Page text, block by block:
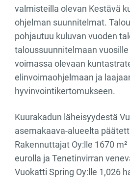
valmisteilla olevan Kestävä
ohjelman suunnitelmat.
pohjautuu kuluvan vuoden
taloussuunnitelmaan
voimassa olevaan
elinvoimaohjelmaan ja
hyvinvointikertomukseen.
Kuurakadun läheisyydestä
asemakaava-alueelta
Rakennuttajat Oy:lle 1670
eurolla ja Tenetinvirran
Vuokatti Spring Oy:lle 1,026